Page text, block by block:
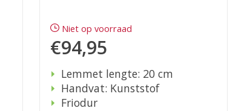
Niet op voorraad
€94,95
Lemmet lengte: 20 cm
Handvat: Kunststof
Friodur